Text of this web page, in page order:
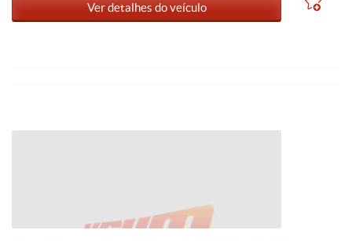
Ver detalhes do veículo